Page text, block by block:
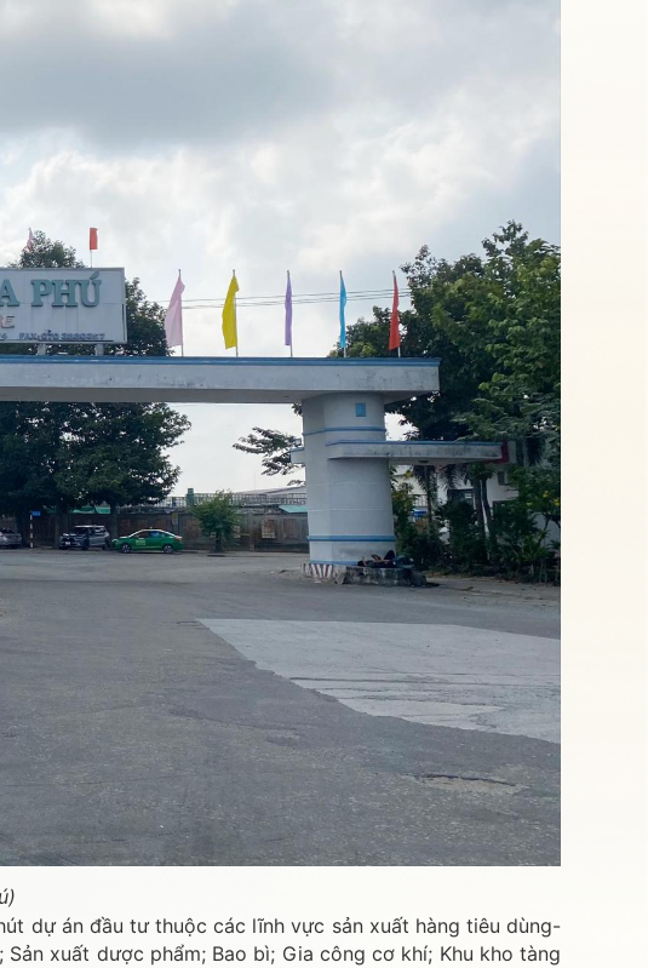
dự án đầu tư thuộc các lĩnh vực sản xuất hàng tiêu dùng-
xuất dược phẩm; Bao bì; Gia công cơ khí; Khu kho tàng